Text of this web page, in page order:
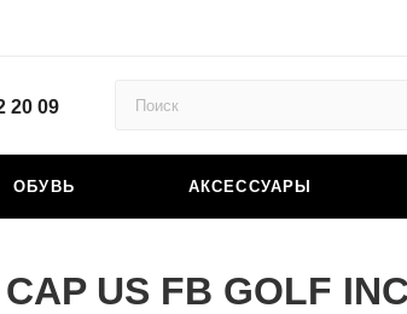
20 09
ОБУВЬ АКСЕССУАРЫ
US FB GOLF